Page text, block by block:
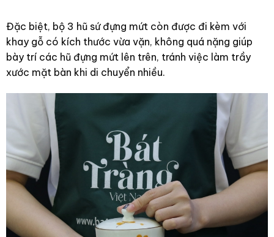
Đặc biệt, bộ 3 hũ sứ đựng mứt còn được đi kèm với
khay gỗ có kích thước vừa vặn, không quá nặng giúp
bày trí các hũ đựng mứt lên trên, tránh việc làm trầy
xước mặt bàn khi di chuyển nhiều.